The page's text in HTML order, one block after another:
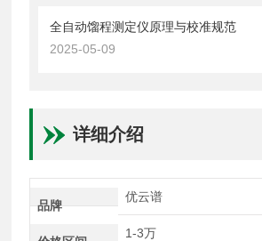
全自动馏程测定仪原理与校准规范
2025-05-09
详细介绍
品牌
优云谱
1-3万